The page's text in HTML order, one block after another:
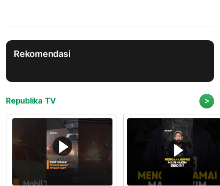
Rekomendasi
Republika TV >